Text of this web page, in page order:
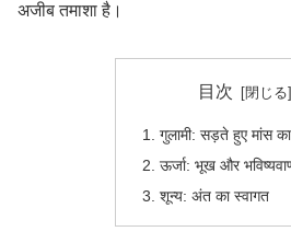
अजीब तमाशा है।
目次
गुलामी: सड़ते हुए मांस
ऊर्जा: भूख और
शून्य: अंत का स्वागत